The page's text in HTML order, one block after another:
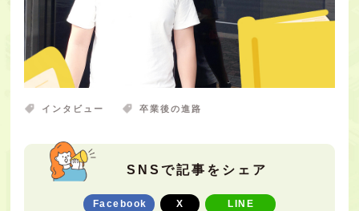
インタビュー 卒業後の進路
SNSで記事をシェア
Facebook X LINE